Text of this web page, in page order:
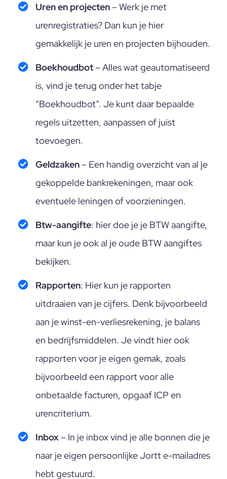
Uren en projecten – Werk je met
urenregistraties? Dan kun je hier
gemakkelijk je uren en projecten bijhouden.
Boekhoudbot – Alles wat geautomatiseerd
is, vind je terug onder het tabje
“Boekhoudbot”. Je kunt daar bepaalde
regels uitzetten, aanpassen of juist
toevoegen.
Geldzaken – Een handig overzicht van al je
gekoppelde bankrekeningen, maar ook
eventuele leningen of voorzieningen.
Btw-aangifte: hier doe je je BTW aangifte,
maar kun je ook al je oude BTW aangiftes
bekijken.
Rapporten: Hier kun je rapporten
uitdraaien van je cijfers. Denk bijvoorbeeld
aan je winst-en-verliesrekening, je balans
en bedrijfsmiddelen. Je vindt hier ook
rapporten voor je eigen gemak, zoals
bijvoorbeeld een rapport voor alle
onbetaalde facturen, opgaaf ICP en
urencriterium.
Inbox – In je inbox vind je alle bonnen die je
naar je eigen persoonlijke Jortt e-mailadres
hebt gestuurd.